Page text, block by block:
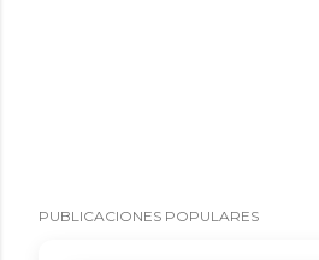
PUBLICACIONES POPULARES